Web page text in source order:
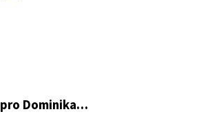
pro Dominika…